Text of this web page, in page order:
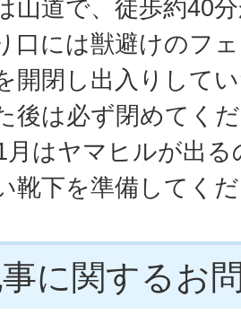
山道で、徒歩約40
口には獣避けのフ
開閉し出入りして
後は必ず閉めてく
月はヤマヒルが出
靴下を準備してく
に関するお